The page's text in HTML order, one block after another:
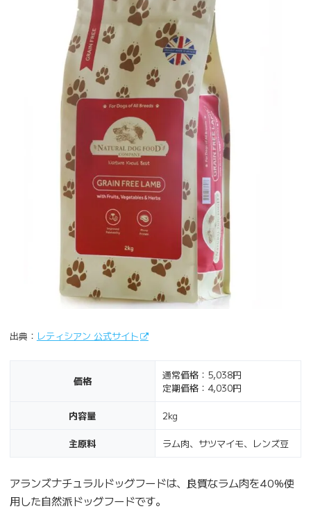
出典： レティシアン 公式サイト
価格
通常価格：5,038円
定期価格：4,030円
内容量 2kg
主原料 ラム肉、サツマイモ、レンズ豆
アランズナチュラルドッグフードは、良質なラム肉を40%使
用した自然派ドッグフードです。